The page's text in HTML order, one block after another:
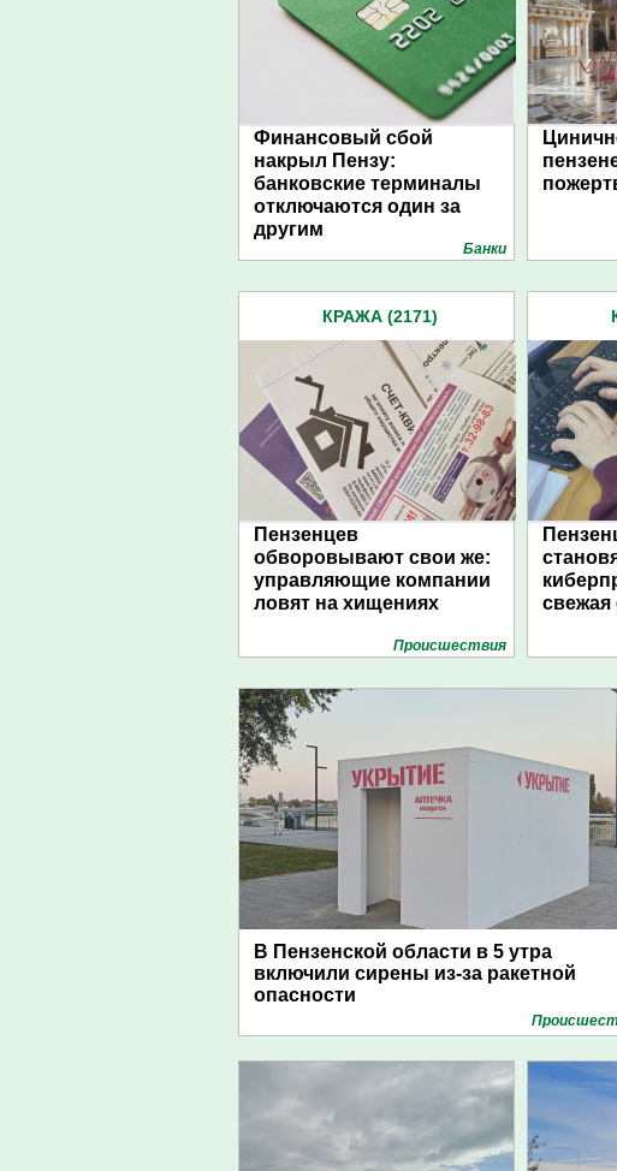
Финансовый сбой
накрыл Пензу:
банковские терминалы
отключаются один за
другим
Банки
КРАЖА (2171)
Пензенцев
обворовывают свои же:
управляющие компании
ловят на хищениях
Проиcшествия
свежая
В Пензенской области в 5 утра
включили сирены из-за ракетной
опасности